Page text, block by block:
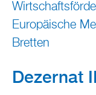
Europäische
Bretten
Dezernat II